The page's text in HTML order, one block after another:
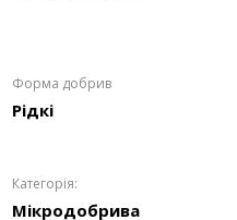
Формa добрив
Рідкі
Категорія:
Мікродобрива